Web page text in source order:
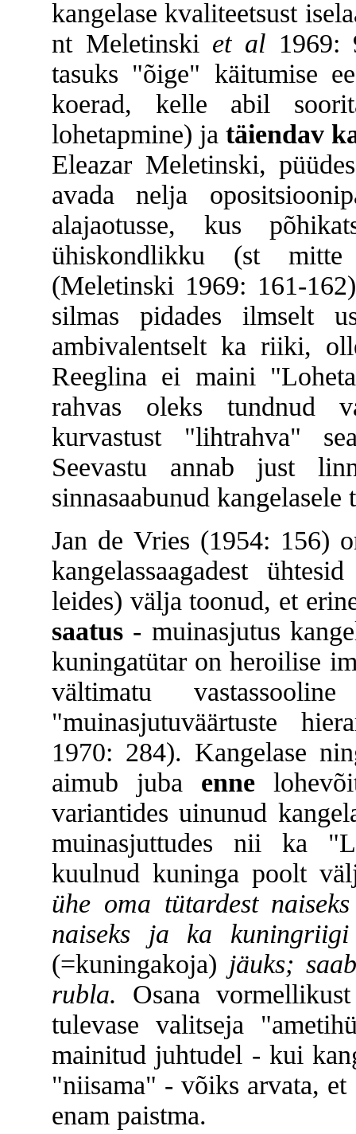
kangelase kvaliteetsust
nt Meletinski et al1969:
tasuks "õige" käitumise
koerad, kelle abil
lohetapmine) ja täiendav
Eleazar Meletinski,
avada nelja
alajaotusse, kus
ühiskondlikku (st
(Meletinski 1969: 161-
silmas pidades ilmselt
ambivalentselt ka riiki,
Reeglina ei maini
rahvas oleks tundnud
kurvastust "lihtrahva"
Seevastu annab just
sinnasaabunud
Jan de Vries (1954: 156)
kangelassaagadest
leides) välja toonud, et
saatus - muinasjutus
kuningatütar on heroilise
vältimatu
"muinasjutuväärtuste
1970: 284). Kangelase
aimub juba enne
variantides uinunud
muinasjuttudes nii ka
kuulnud kuninga poolt
ühe oma tütardest
naiseks ja ka
(=kuningakoja) jäuks;
rubla. Osana
tulevase valitseja
mainitud juhtudel - kui
"niisama" - võiks arvata,
enam paistma.